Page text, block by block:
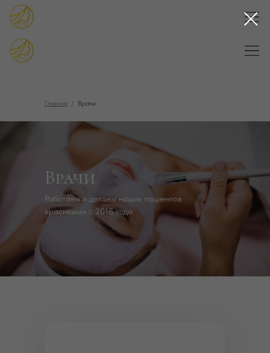
Главная / Врачи
Врачи
Работаем и делаем наших пациентов
красивыми с 2018 года